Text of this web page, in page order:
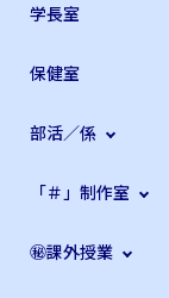
学長室
保健室
部活／係
「＃」制作室
㊙課外授業